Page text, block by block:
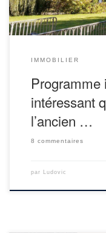
IMMOBILIER
intéressant
l’ancien …
8 commentaires
par Ludovic